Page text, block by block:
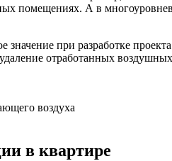
помещениях. А в
при разработке
отработанных
воздуха
в квартире